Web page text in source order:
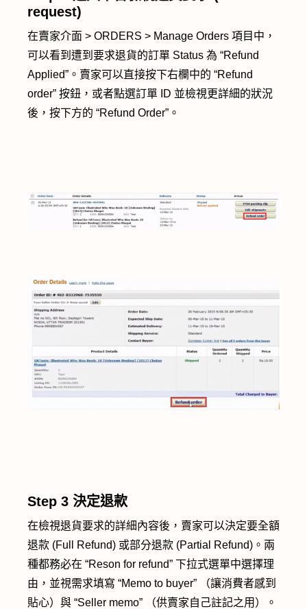
request)
在賣家介面 > ORDERS > Manage Orders 項目中，
可以看到遭到要求退貨的訂單 Status 為 “Refund
Applied”。賣家可以直接按下右欄中的 “Refund
order” 按鈕，或者點選訂單 ID 並檢視更詳細的狀況
後，按下方的 “Refund Order”。
Step 3 決定退款
在檢視退貨要求的詳細內容後，賣家可以決定要全額
退款 (Full Refund) 或部分退款 (Partial Refund)。兩
種都務必在 “Reson for refund” 下拉式選單中選擇理
由，並視需求填寫 “Memo to buyer” （讓消費者感到
貼心）與 “Seller memo” （供賣家自己註記之用）。